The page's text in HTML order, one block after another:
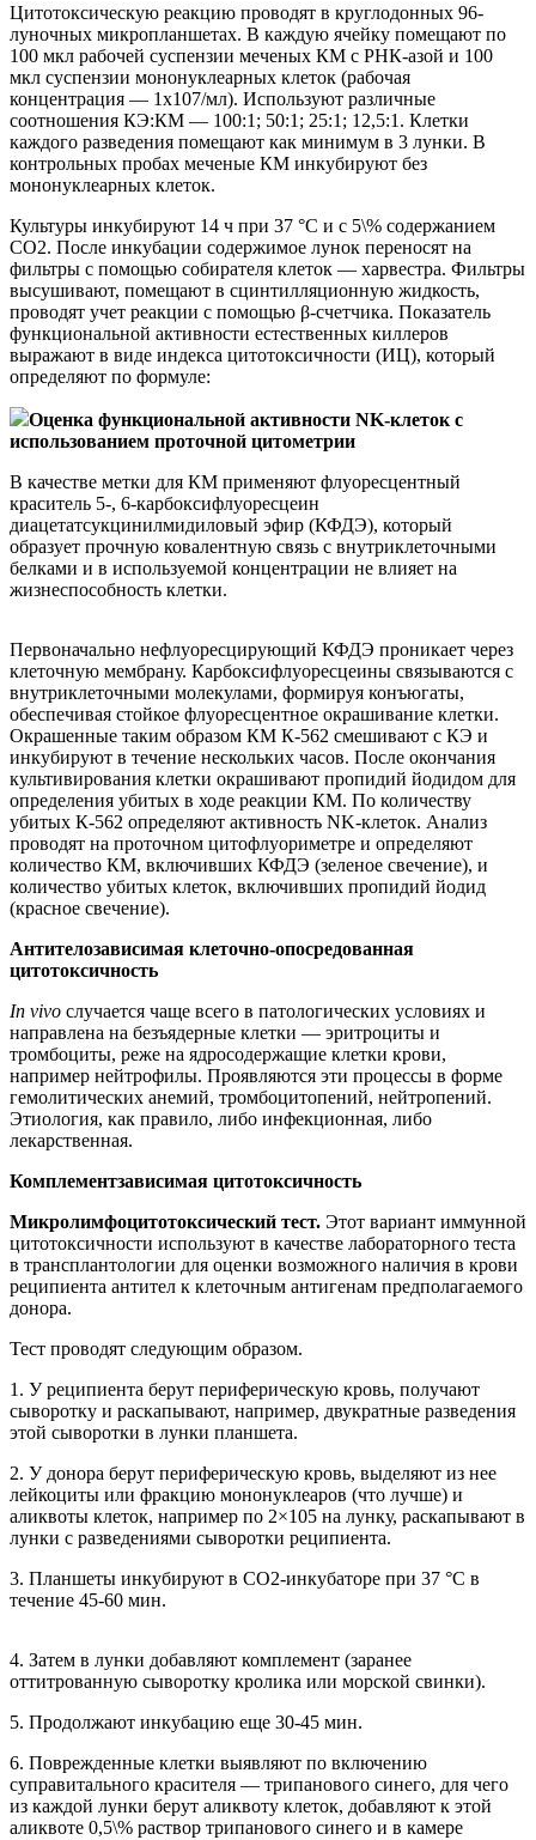
Цитотоксическую реакцию проводят в круглодонных 96-
луночных микропланшетах. В каждую ячейку помещают по
100 мкл рабочей суспензии меченых КМ с РНК-азой и 100
мкл суспензии мононуклеарных клеток (рабочая
концентрация — 1х107/мл). Используют различные
соотношения КЭ:КМ — 100:1; 50:1; 25:1; 12,5:1. Клетки
каждого разведения помещают как минимум в 3 лунки. В
контрольных пробах меченые КМ инкубируют без
мононуклеарных клеток.
Культуры инкубируют 14 ч при 37 °С и с 5\% содержанием
СО2. После инкубации содержимое лунок переносят на
фильтры с помощью собирателя клеток — харвестра. Фильтры
высушивают, помещают в сцинтилляционную жидкость,
проводят учет реакции с помощью β-счетчика. Показатель
функциональной активности естественных киллеров
выражают в виде индекса цитотоксичности (ИЦ), который
определяют по формуле:
Оценка функциональной активности NK-клеток с
использованием проточной цитометрии
В качестве метки для КМ применяют флуоресцентный
краситель 5-, 6-карбоксифлуоресцеин
диацетатсукцинилмидиловый эфир (КФДЭ), который
образует прочную ковалентную связь с внутриклеточными
белками и в используемой концентрации не влияет на
жизнеспособность клетки.
Первоначально нефлуоресцирующий КФДЭ проникает через
клеточную мембрану. Карбоксифлуоресцеины связываются с
внутриклеточными молекулами, формируя конъюгаты,
обеспечивая стойкое флуоресцентное окрашивание клетки.
Окрашенные таким образом КМ К-562 смешивают с КЭ и
инкубируют в течение нескольких часов. После окончания
культивирования клетки окрашивают пропидий йодидом для
определения убитых в ходе реакции КМ. По количеству
убитых К-562 определяют активность NK-клеток. Анализ
проводят на проточном цитофлуориметре и определяют
количество КМ, включивших КФДЭ (зеленое свечение), и
количество убитых клеток, включивших пропидий йодид
(красное свечение).
Антителозависимая клеточно-опосредованная
цитотоксичность
In vivo случается чаще всего в патологических условиях и
направлена на безъядерные клетки — эритроциты и
тромбоциты, реже на ядросодержащие клетки крови,
например нейтрофилы. Проявляются эти процессы в форме
гемолитических анемий, тромбоцитопений, нейтропений.
Этиология, как правило, либо инфекционная, либо
лекарственная.
Комплементзависимая цитотоксичность
Микролимфоцитотоксический тест. Этот вариант иммунной
цитотоксичности используют в качестве лабораторного теста
в трансплантологии для оценки возможного наличия в крови
реципиента антител к клеточным антигенам предполагаемого
донора.
Тест проводят следующим образом.
1. У реципиента берут периферическую кровь, получают
сыворотку и раскапывают, например, двукратные разведения
этой сыворотки в лунки планшета.
2. У донора берут периферическую кровь, выделяют из нее
лейкоциты или фракцию мононуклеаров (что лучше) и
аликвоты клеток, например по 2×105 на лунку, раскапывают в
лунки с разведениями сыворотки реципиента.
3. Планшеты инкубируют в СО2-инкубаторе при 37 °С в
течение 45-60 мин.
4. Затем в лунки добавляют комплемент (заранее
оттитрованную сыворотку кролика или морской свинки).
5. Продолжают инкубацию еще 30-45 мин.
6. Поврежденные клетки выявляют по включению
суправитального красителя — трипанового синего, для чего
из каждой лунки берут аликвоту клеток, добавляют к этой
аликвоте 0,5\% раствор трипанового синего и в камере